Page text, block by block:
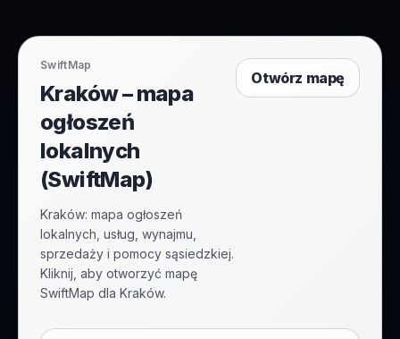
SwiftMap
Kraków – mapa
ogłoszeń
lokalnych
(SwiftMap)
Kraków: mapa ogłoszeń
lokalnych, usług, wynajmu,
sprzedaży i pomocy sąsiedzkiej.
Kliknij, aby otworzyć mapę
SwiftMap dla Kraków.
Otwórz mapę